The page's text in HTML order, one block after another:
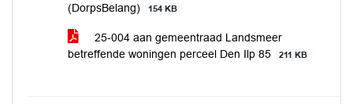
(DorpsBelang)
154 KB
25-004 aan gemeentraad Landsmeer
betreffende woningen perceel Den Ilp 85
211 KB